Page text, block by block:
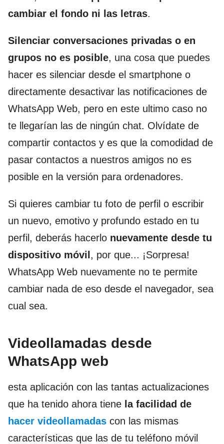
cambiar el fondo ni las letras.
Silenciar conversaciones privadas o en
grupos no es posible, una cosa que puedes
hacer es silenciar desde el smartphone o
directamente desactivar las notificaciones de
WhatsApp Web, pero en este ultimo caso no
te llegarían las de ningún chat. Olvídate de
compartir contactos y es que la comodidad de
pasar contactos a nuestros amigos no es
posible en la versión para ordenadores.
Si quieres cambiar tu foto de perfil o escribir
un nuevo, emotivo y profundo estado en tu
perfil, deberás hacerlo nuevamente desde tu
dispositivo móvil , por que... ¡Sorpresa!
WhatsApp Web nuevamente no te permite
cambiar nada de eso desde el navegador, sea
cual sea.
Videollamadas desde
WhatsApp web
esta aplicación con las tantas actualizaciones
que ha tenido ahora tiene la facilidad de
hacer videollamadas con las mismas
características que las de tu teléfono móvil